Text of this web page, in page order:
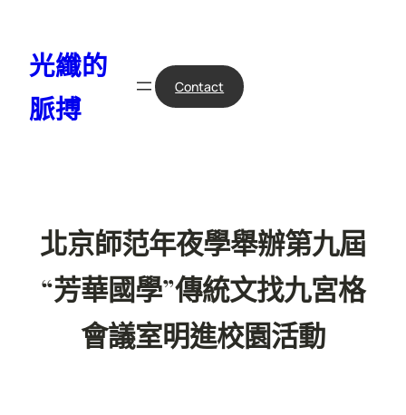
光纖的
脈搏
Contact
北京師范年夜學舉辦第九屆
“芳華國學”傳統文找九宮格
會議室明進校園活動